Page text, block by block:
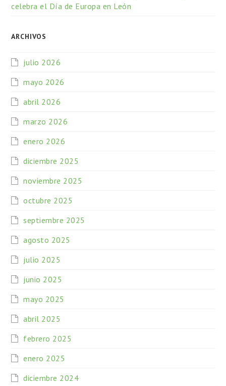
celebra el Día de Europa en León
ARCHIVOS
julio 2026
mayo 2026
abril 2026
marzo 2026
enero 2026
diciembre 2025
noviembre 2025
octubre 2025
septiembre 2025
agosto 2025
julio 2025
junio 2025
mayo 2025
abril 2025
febrero 2025
enero 2025
diciembre 2024